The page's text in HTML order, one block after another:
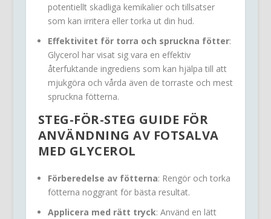
potentiellt skadliga kemikalier och tillsatser
som kan irritera eller torka ut din hud.
Effektivitet för torra och spruckna fötter:
Glycerol har visat sig vara en effektiv
återfuktande ingrediens som kan hjälpa till att
mjukgöra och vårda även de torraste och mest
spruckna fötterna.
STEG-FÖR-STEG GUIDE FÖR
ANVÄNDNING AV FOTSALVA
MED GLYCEROL
Förberedelse av fötterna: Rengör och torka
fötterna noggrant för bästa resultat.
Applicera med rätt tryck: Använd en lätt